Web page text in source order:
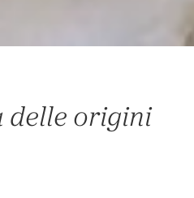
delle origini